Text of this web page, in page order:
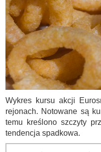
Wykres kursu akcji
rejonach. Notowane są
temu kreślono szczyty
tendencja spadkowa.